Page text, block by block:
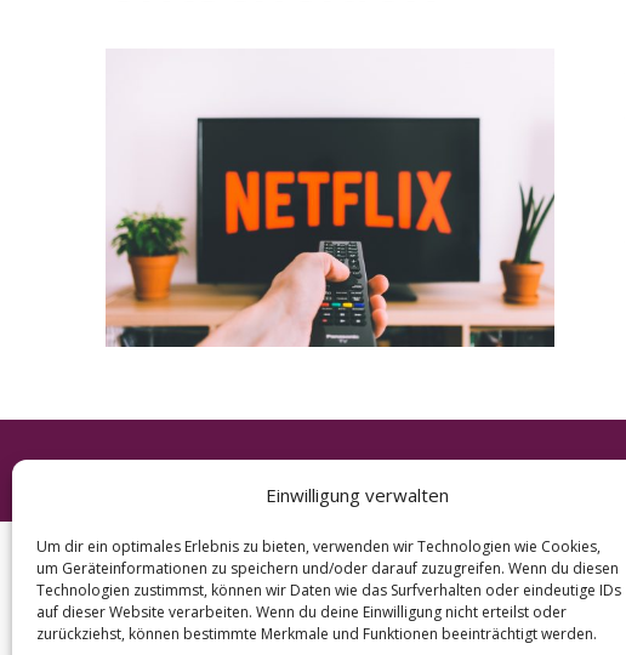
Einwilligung verwalten
Um dir ein optimales Erlebnis zu bieten, verwenden wir Technologien wie Cookies,
um Geräteinformationen zu speichern und/oder darauf zuzugreifen. Wenn du diesen
Technologien zustimmst, können wir Daten wie das Surfverhalten oder eindeutige IDs
auf dieser Website verarbeiten. Wenn du deine Einwilligung nicht erteilst oder
zurückziehst, können bestimmte Merkmale und Funktionen beeinträchtigt werden.
h
o
r
: